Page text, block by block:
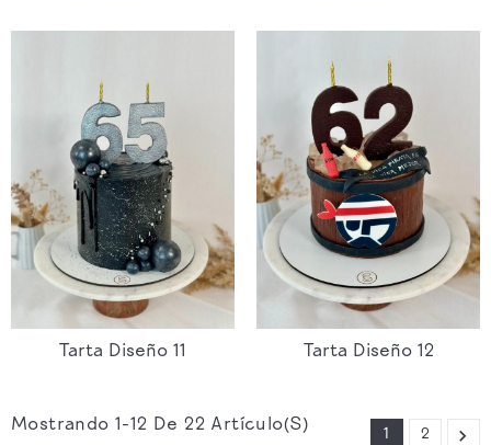
Tarta Diseño 11 Tarta Diseño 12
Mostrando 1-12 De 22 Artículo(s) 1 2 